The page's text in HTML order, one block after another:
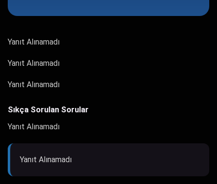
Yanıt Alınamadı
Yanıt Alınamadı
Yanıt Alınamadı
Sıkça Sorulan Sorular
Yanıt Alınamadı
Yanıt Alınamadı